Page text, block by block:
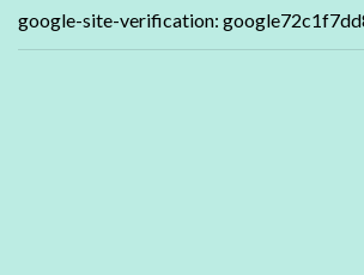
google-site-verification: